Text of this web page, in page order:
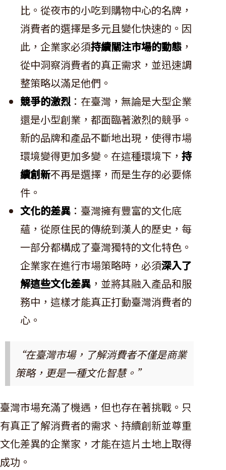
比。從夜市的小吃到購物中心的名牌，
消費者的選擇是多元且變化快速的。因
此，企業家必須持續關注市場的動態 ，
從中洞察消費者的真正需求，並迅速調
整策略以滿足他們。
競爭的激烈 ：在臺灣，無論是大型企業
還是小型創業，都面臨著激烈的競爭。
新的品牌和產品不斷地出現，使得市場
環境變得更加多變。在這種環境下， 持
續創新不再是選擇，而是生存的必要條
件。
文化的差異 ：臺灣擁有豐富的文化底
蘊，從原住民的傳統到漢人的歷史，每
一部分都構成了臺灣獨特的文化特色。
企業家在進行市場策略時，必須深入了
解這些文化差異 ，並將其融入產品和服
務中，這樣才能真正打動臺灣消費者的
心。
“在臺灣市場，了解消費者不僅是商業
策略，更是一種文化智慧。”
臺灣市場充滿了機遇，但也存在著挑戰。只
有真正了解消費者的需求、持續創新並尊重
文化差異的企業家，才能在這片土地上取得
成功。